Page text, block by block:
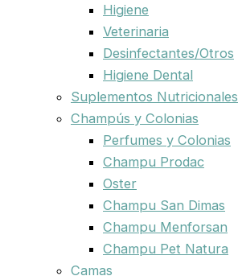
Higiene
Veterinaria
Desinfectantes/Otros
Higiene Dental
Suplementos Nutricionales
Champús y Colonias
Perfumes y Colonias
Champu Prodac
Oster
Champu San Dimas
Champu Menforsan
Champu Pet Natura
Camas